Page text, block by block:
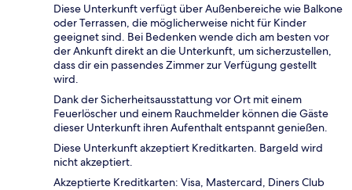
Diese Unterkunft verfügt über Außenbereiche wie Balkone
oder Terrassen, die möglicherweise nicht für Kinder
geeignet sind. Bei Bedenken wende dich am besten vor
der Ankunft direkt an die Unterkunft, um sicherzustellen,
dass dir ein passendes Zimmer zur Verfügung gestellt
wird.
Dank der Sicherheitsausstattung vor Ort mit einem
Feuerlöscher und einem Rauchmelder können die Gäste
dieser Unterkunft ihren Aufenthalt entspannt genießen.
Diese Unterkunft akzeptiert Kreditkarten. Bargeld wird
nicht akzeptiert.
Akzeptierte Kreditkarten: Visa, Mastercard, Diners Club